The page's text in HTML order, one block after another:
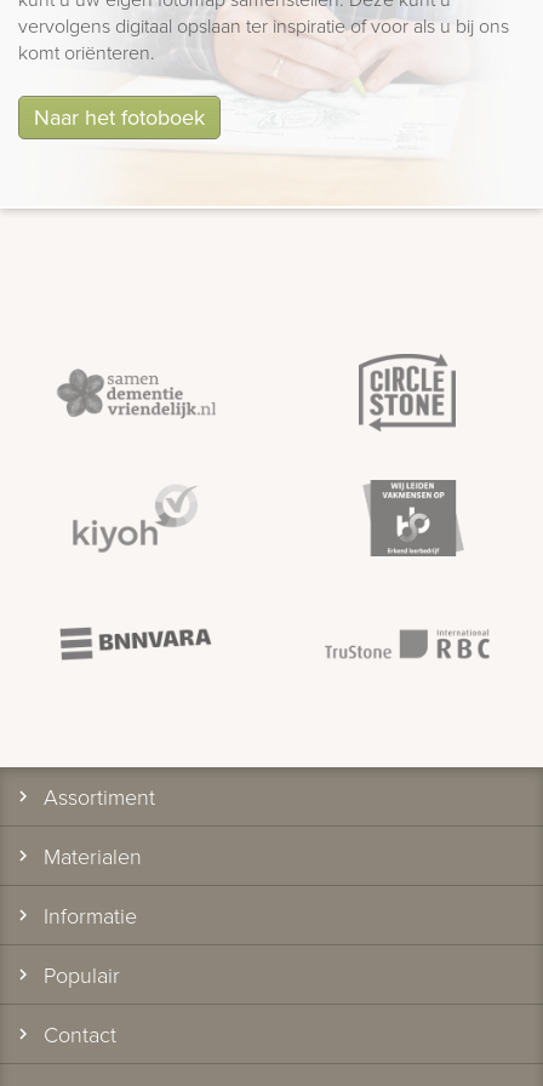
vervolgens digitaal opslaan ter inspiratie of voor als u bij ons
komt oriënteren.
Naar het fotoboek
Assortiment
Materialen
Informatie
Populair
Contact